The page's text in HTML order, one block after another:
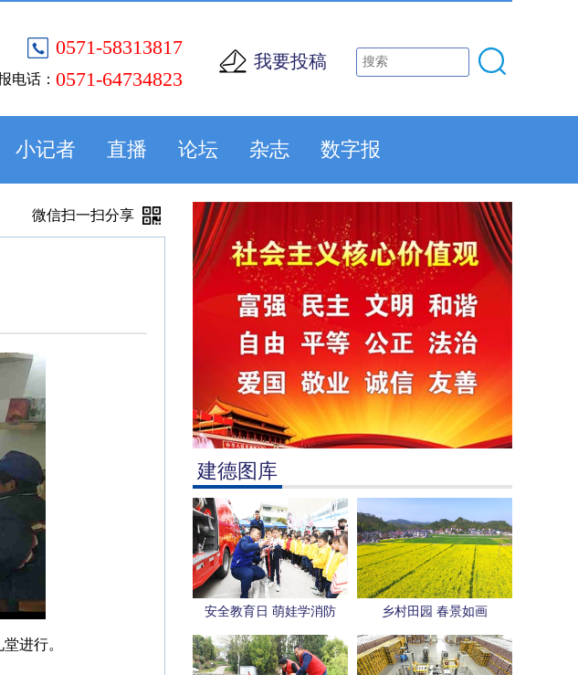
0571-58313817
电话： 0571-64734823
我要投稿
小记者 直播 论坛 杂志 数字报
建德图库
安全教育日 萌娃学消防 乡村田园 春景如画
微信扫一扫分享
进行。